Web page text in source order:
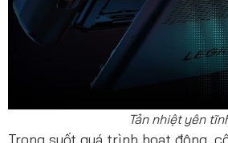
Tản nhiệt yên